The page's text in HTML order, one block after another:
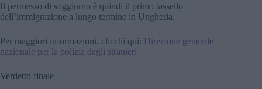
Il permesso di soggiorno è quindi il primo tassello
dell’immigrazione a lungo termine in Ungheria.
Per maggiori informazioni, clicchi qui: Direzione generale
nazionale per la polizia degli stranieri
Verdetto finale